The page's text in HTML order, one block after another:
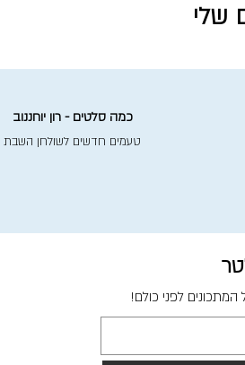
שלי
כמה סלטים - רון יוחננוב
טעמים חדשים לשולחן השבת
המתכונים לפני כולם!